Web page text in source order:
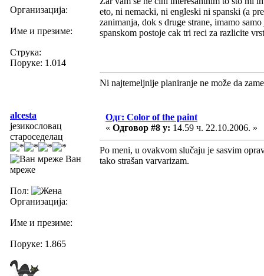
Организација:
Име и презиме:
Струка:
Поруке: 1.014
eto, ni nemacki, ni engleski ni spanski (a
zanimanja, dok s druge strane, imamo
spanskom postoje cak tri reci za razlicite
Ni najtemeljnije planiranje ne može da
alcesta
језикословац
староседелац
Ван
мреже
Пол:
Организација:
Име и презиме:
Поруке: 1.865
Одг: Color of the paint
« Одговор #8 у: 14.59 ч. 22.10.2006. »
Po meni, u ovakvom slučaju je sasvim
tako strašan varvarizam.